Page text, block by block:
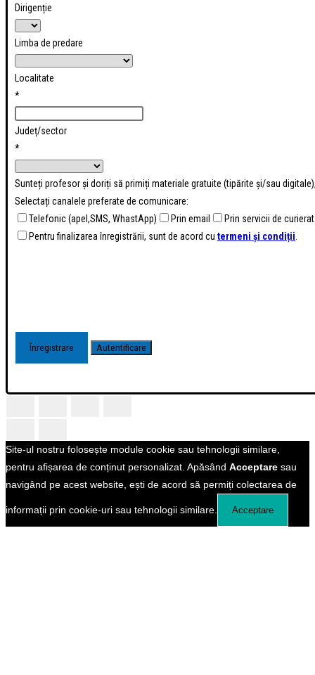
Dirigenție
Limba de predare
Localitate
*
Județ/sector
*
Sunteți profesor și doriți să primiți materiale gratuite (tipărite și/sau
Selectați canalele preferate de comunicare:
Telefonic (apel,SMS, WhastApp)
Prin email
Prin servicii de curierat
Pentru finalizarea înregistrării, sunt de acord cu termeni și condiții
Site-ul nostru folosește module cookie sau tehnologii similare,
pentru afișarea de conținut personalizat. Apăsând Acceptare sau
navigând pe acest website, ești de acord să permiți colectarea de
informații prin cookie-uri sau tehnologii similare. Acceptare